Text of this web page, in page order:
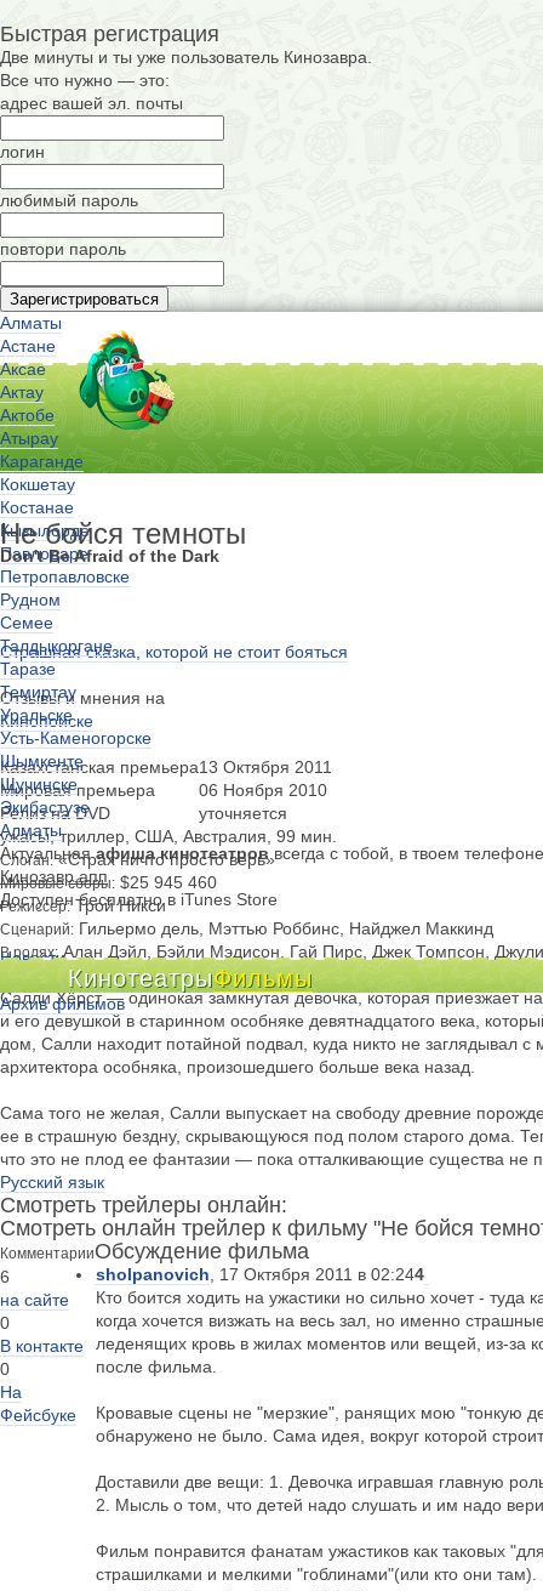
Быстрая регистрация
Две минуты и ты уже пользователь Кинозавра.
Все что нужно — это:
адрес вашей эл. почты
логин
любимый пароль
повтори пароль
Алматы
Астане
Аксае
Актау
Актобе
Атырау
Караганде
Кокшетау
Костанае
Кызылорде
Павлодаре
Петропавловске
Рудном
Семее
Талдыкоргане
Таразе
Темиртау
Уральске
Усть-Каменогорске
Шымкенте
Щучинске
Экибастузе
Алматы
Актуальнаяафиша кинотеатров всегда с тобой, в твоем телефоне
Кинозавр.апп
Доступен бесплатно в iTunes Store
КинотеатрыФильмы
Новости
Киноклубы
Архив фильмов
Не бойся темноты
Don't Be Afraid of the Dark
Страшная сказка, которой не стоит бояться
Отзывы и мнения на
Кинопоиске
Казахстанская премьера13 Октября 2011
Мировая премьера
06 Ноября 2010
Релиз на DVD
уточняется
ужасы, триллер, США, Австралия, 99 мин.
Слоган:«Страх ничто просто верь»
Мировые сборы: $25 945 460
Режиссер:Трой Никси
Сценарий: Гильермо дель, Мэттью Роббинс, Найджел Маккинд
В ролях:Алан Дэйл, Бэйли Мэдисон, Гай Пирс, Джек Томпсон,
Белл, Эдвина Ричард, Эмилия Бёрнс
Салли Хёрст — одинокая замкнутая девочка, которая приезжает
и его девушкой в старинном особняке девятнадцатого века,
дом, Салли находит потайной подвал, куда никто не заглядывал с
архитектора особняка, произошедшего больше века назад.
Сама того не желая, Салли выпускает на свободу древние
ее в страшную бездну, скрывающуюся под полом старого дома.
что это не плод ее фантазии — пока отталкивающие существа не
Русский язык
Смотреть трейлеры онлайн:
Смотреть онлайн трейлер к фильму "Не бойся
Комментарии
6
на сайте
0
В контакте
0
На
Фейсбуке
Обсуждение фильма
sholpanovich , 17 Октября 2011 в 02:244
Кто боится ходить на ужастики но сильно хочет -
когда хочется визжать на весь зал, но именно
леденящих кровь в жилах моментов или вещей, из-за
после фильма.
Кровавые сцены не "мерзкие", ранящих мою "тонкую
обнаружено не было. Сама идея, вокруг которой
Доставили две вещи: 1. Девочка игравшая главную
2. Мысль о том, что детей надо слушать и им надо
Фильм понравится фанатам ужастиков как таковых
страшилками и мелкими "гоблинами"(или кто они там).